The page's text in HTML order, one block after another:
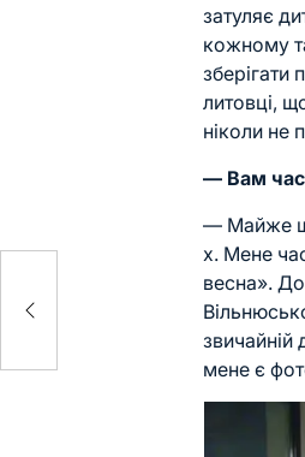
затуляє
кожному
зберігати
литовці,
ніколи не
— Вам
— Майже
х. Мене
весна».
звичайній
мене є